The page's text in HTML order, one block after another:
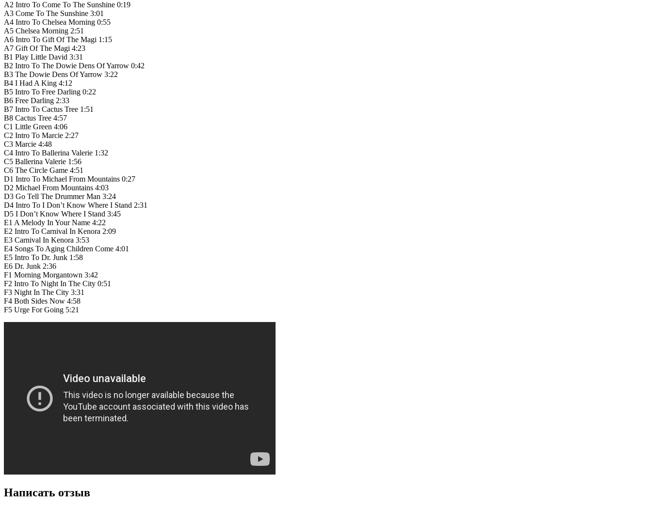
A2 Intro To Come To The Sunshine 0:19
A3 Come To The Sunshine 3:01
A4 Intro To Chelsea Morning 0:55
A5 Chelsea Morning 2:51
A6 Intro To Gift Of The Magi 1:15
A7 Gift Of The Magi 4:23
B1 Play Little David 3:31
B2 Intro To The Dowie Dens Of Yarrow 0:42
B3 The Dowie Dens Of Yarrow 3:22
B4 I Had A King 4:12
B5 Intro To Free Darling 0:22
B6 Free Darling 2:33
B7 Intro To Cactus Tree 1:51
B8 Cactus Tree 4:57
C1 Little Green 4:06
C2 Intro To Marcie 2:27
C3 Marcie 4:48
C4 Intro To Ballerina Valerie 1:32
C5 Ballerina Valerie 1:56
C6 The Circle Game 4:51
D1 Intro To Michael From Mountains 0:27
D2 Michael From Mountains 4:03
D3 Go Tell The Drummer Man 3:24
D4 Intro To I Don’t Know Where I Stand 2:31
D5 I Don’t Know Where I Stand 3:45
E1 A Melody In Your Name 4:22
E2 Intro To Carnival In Kenora 2:09
E3 Carnival In Kenora 3:53
E4 Songs To Aging Children Come 4:01
E5 Intro To Dr. Junk 1:58
E6 Dr. Junk 2:36
F1 Morning Morgantown 3:42
F2 Intro To Night In The City 0:51
F3 Night In The City 3:31
F4 Both Sides Now 4:58
F5 Urge For Going 5:21
Написать отзыв